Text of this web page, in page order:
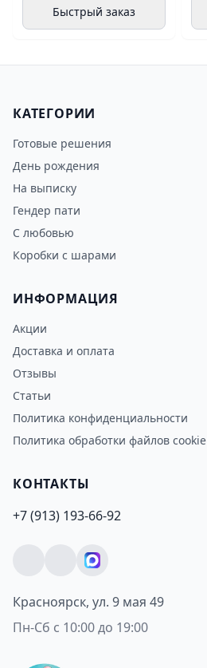
Быстрый заказ
КАТЕГОРИИ
Готовые решения
День рождения
На выписку
Гендер пати
С любовью
Коробки с шарами
ИНФОРМАЦИЯ
Акции
Доставка и оплата
Отзывы
Статьи
Политика конфиденциальности
Политика обработки файлов cookie
КОНТАКТЫ
+7 (913) 193-66-92
Красноярск, ул. 9 мая 49
Пн-Сб с 10:00 до 19:00